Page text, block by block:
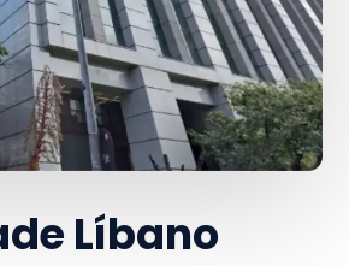
Líbano